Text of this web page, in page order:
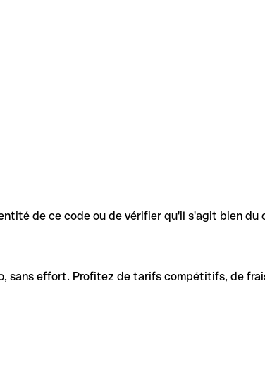
de ce code ou de vérifier qu'il s'agit bien
effort. Profitez de tarifs compétitifs, de